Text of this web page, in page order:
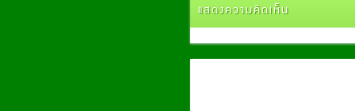
แสดงความคิดเห็น